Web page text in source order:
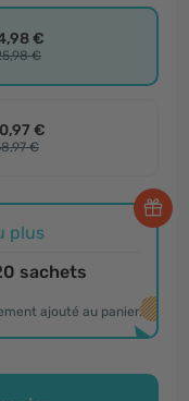
€
€
€
€
plus
sachets
ajouté au panier.